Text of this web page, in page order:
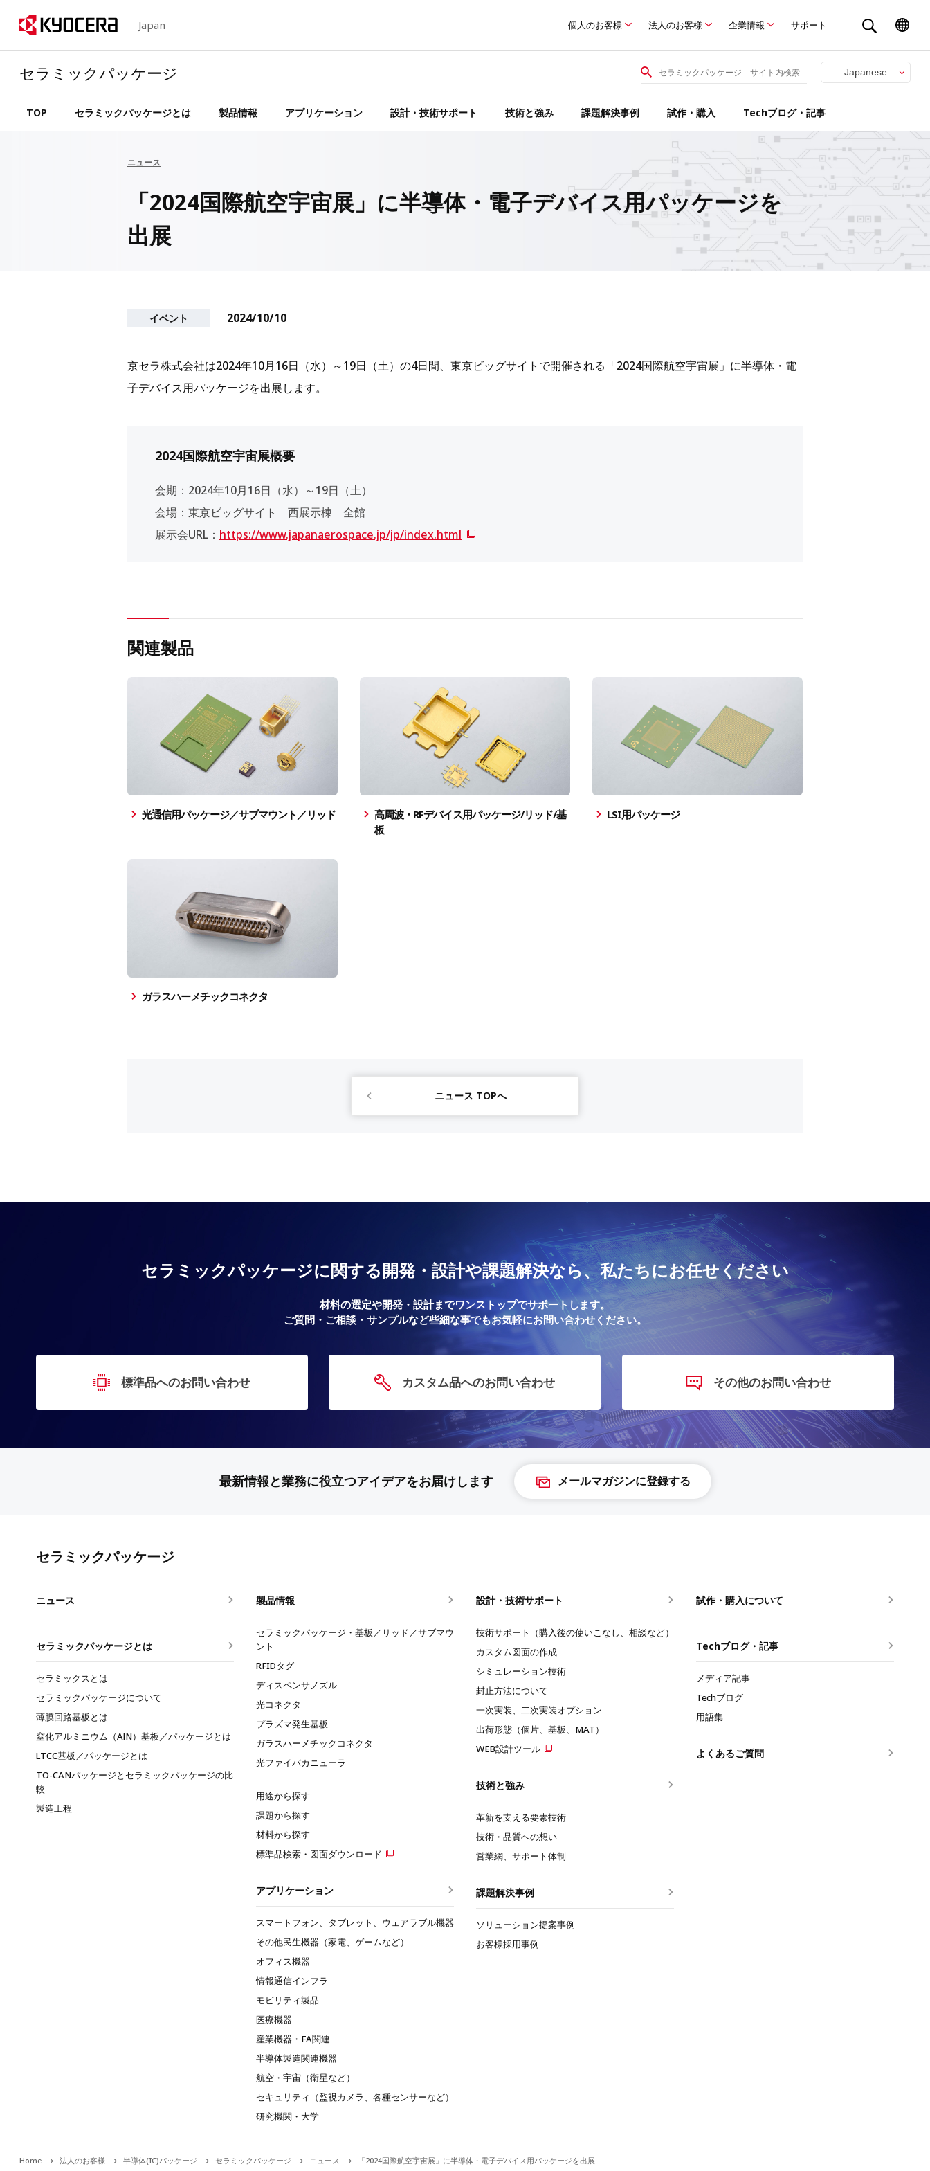
Japan 個人のお客様 法人のお客様 企業情報 サポート
セラミックパッケージ
Japanese
TOP セラミックパッケージとは 製品情報 アプリケーション 設計・技術サポート 技術と強み 課題解決事例 試作・購入 Techブログ・記事
ニュース
「2024国際航空宇宙展」に半導体・電子デバイス用パッケージを
出展
イベント 2024/10/10
京セラ株式会社は2024年10月16日（水）～19日（土）の4日間、 東京ビッグサイト で開催される「2024国際航空宇宙展」に半導体・電
子デバイス用パッケージを出展します。
2024国際航空宇宙展概要
会期：2024年10月16日（水）～19日（土）
会場：東京ビッグサイト 西展示棟 全館
展示会URL： https://www.japanaerospace.jp/jp/index.html
関連製品
光通信用パッケージ／サブマウント／リッド
高周波・RFデバイス用パッケージ/リッド/基
板
LSI用パッケージ
ガラスハーメチックコネクタ
ニュース TOPへ
セラミックパッケージに関する開発・設計や課題解決なら、私たちにお任せください
材料の選定や開発・設計までワンストップでサポートします。
ご質問・ご相談・サンプルなど些細な事でもお気軽にお問い合わせください。
標準品へのお問い合わせ カスタム品へのお問い合わせ その他のお問い合わせ
最新情報と業務に役立つアイデアをお届けします メールマガジンに登録する
セラミックパッケージ
ニュース
セラミックパッケージとは
セラミックスとは
セラミックパッケージについて
薄膜回路基板とは
窒化アルミニウム（AlN）基板／パッケージとは
LTCC基板／パッケージとは
TO-CANパッケージとセラミックパッケージの比
較
製造工程
製品情報
セラミックパッケージ・基板／リッド／サブマウ
ント
RFIDタグ
ディスペンサノズル
光コネクタ
プラズマ発生基板
ガラスハーメチックコネクタ
光ファイバカニューラ
用途から探す
課題から探す
材料から探す
標準品検索・図面ダウンロード
アプリケーション
スマートフォン、タブレット、ウェアラブル機器
その他民生機器（家電、ゲームなど）
オフィス機器
情報通信インフラ
モビリティ製品
医療機器
産業機器・FA関連
半導体製造関連機器
航空・宇宙（衛星など）
セキュリティ（監視カメラ、各種センサーなど）
研究機関・大学
設計・技術サポート
技術サポート（購入後の使いこなし、相談など）
カスタム図面の作成
シミュレーション技術
封止方法について
一次実装、二次実装オプション
出荷形態（個片、基板、MAT）
WEB設計ツール
技術と強み
革新を支える要素技術
技術・品質への想い
営業網、サポート体制
課題解決事例
ソリューション提案事例
お客様採用事例
試作・購入について
Techブログ・記事
メディア記事
Techブログ
用語集
よくあるご質問
Home 法人のお客様 半導体(IC)パッケージ セラミックパッケージ ニュース 「2024国際航空宇宙展」に半導体・電子デバイス用パッケージを出展